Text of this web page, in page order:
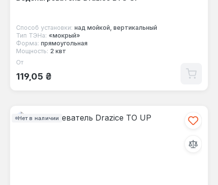
Способ установки: над мойкой, вертикальный
Тип ТЭНа: «мокрый»
Форма: прямоугольная
Мощность: 2 квт
Обычная цена:
От
119,05 ₴
Нет в наличии